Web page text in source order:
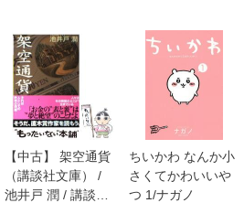
【中古】 架空通貨
（講談社文庫） /
池井戸 潤 / 講談社
ちいかわ なんか小
さくてかわいいや
つ 1/ナガノ